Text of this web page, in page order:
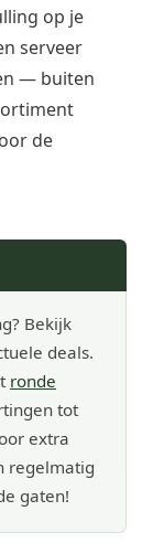
op je
serveer
— buiten
de
Bekijk
deals.
ronde
tot
extra
regelmatig
gaten!